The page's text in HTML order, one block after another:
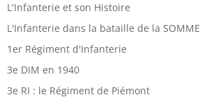
L'Infanterie et son Histoire
L'Infanterie dans la bataille de la SOMME
1er Régiment d'Infanterie
3e DIM en 1940
3e RI : le Régiment de Piémont